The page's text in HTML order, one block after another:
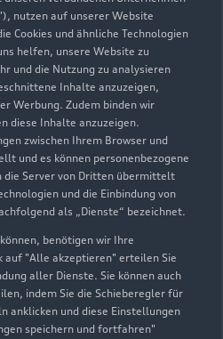
nutzen auf unserer Website
Cookies und ähnliche Technologien
helfen, unsere Website zu
und die Nutzung zu analysieren
Inhalte anzuzeigen,
Werbung. Zudem binden wir
diese Inhalte anzuzeigen.
zwischen Ihrem Browser und
und es können personenbezogene
die Server von Dritten übermittelt
und die Einbindung von
als „Dienste“ bezeichnet.
benötigen wir Ihre
auf "Alle akzeptieren" erteilen Sie
aller Dienste. Sie können auch
indem Sie die Schieberegler für
anklicken und diese Einstellungen
speichern und fortfahren"